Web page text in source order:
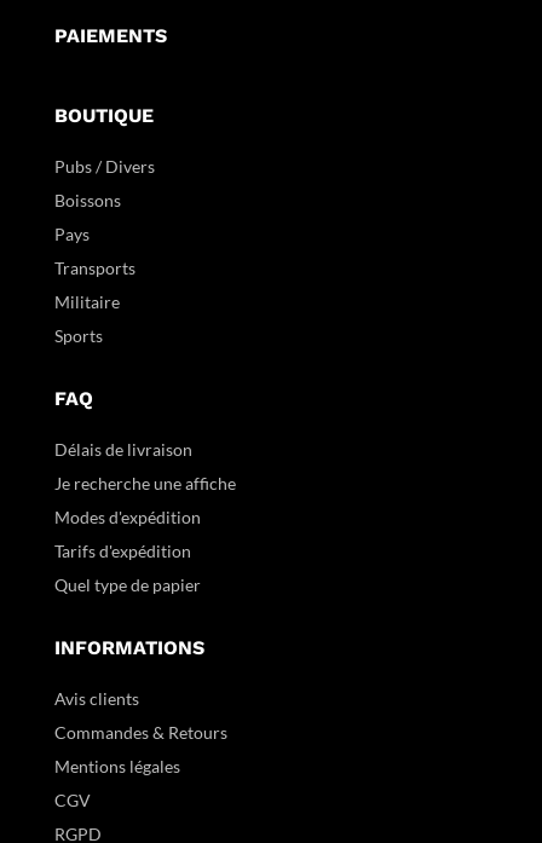
PAIEMENTS
BOUTIQUE
Pubs / Divers
Boissons
Pays
Transports
Militaire
Sports
FAQ
Délais de livraison
Je recherche une affiche
Modes d'expédition
Tarifs d'expédition
Quel type de papier
INFORMATIONS
Avis clients
Commandes & Retours
Mentions légales
CGV
RGPD